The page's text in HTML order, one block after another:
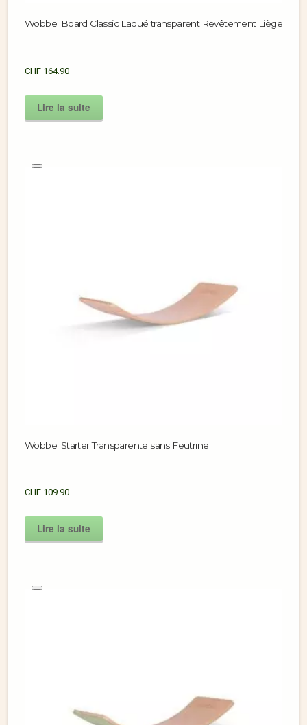
Wobbel Board Classic Laqué transparent Revêtement Liège
CHF 164.90
Lire la suite
Wobbel Starter Transparente sans Feutrine
CHF 109.90
Lire la suite